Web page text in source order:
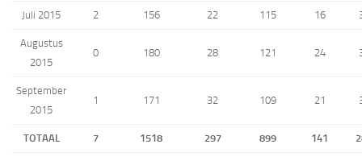
Juli 2015 2 156 22 115 16
Augustus
2015
0 180 28 121 24
September
2015
1 171 32 109 21
TOTAAL 7 1518 297 899 141